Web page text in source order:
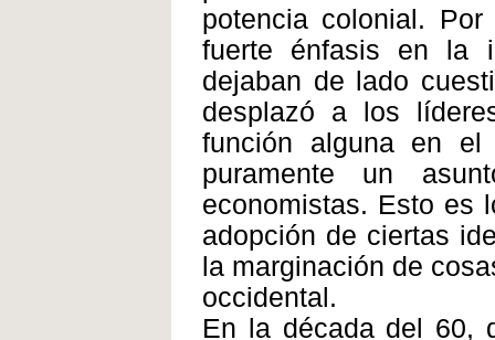
potencia colonial.
fuerte énfasis en la
dejaban de lado
desplazó a los
función alguna en el
puramente un
economistas. Esto es
adopción de ciertas
la marginación de
occidental.
En la década del 60,